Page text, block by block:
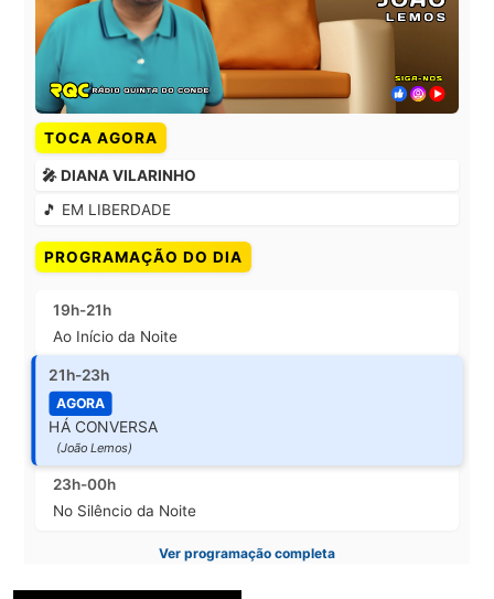
TOCA AGORA
🎤 DIANA VILARINHO
🎵 EM LIBERDADE
PROGRAMAÇÃO DO DIA
19h-21h
Ao Início da Noite
21h-23h
AGORA
HÁ CONVERSA
(João Lemos)
23h-00h
No Silêncio da Noite
Ver programação completa